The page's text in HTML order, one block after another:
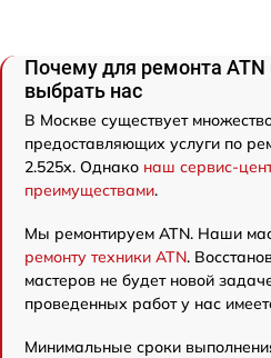
Почему для ремонта ATN
выбрать нас
В Москве существует
предоставляющих услуги по
2.525x. Однако наш сервис-
преимуществами.
Мы ремонтируем ATN. Наши
ремонту техники ATN.
мастеров не будет новой
проведенных работ у нас
Минимальные сроки